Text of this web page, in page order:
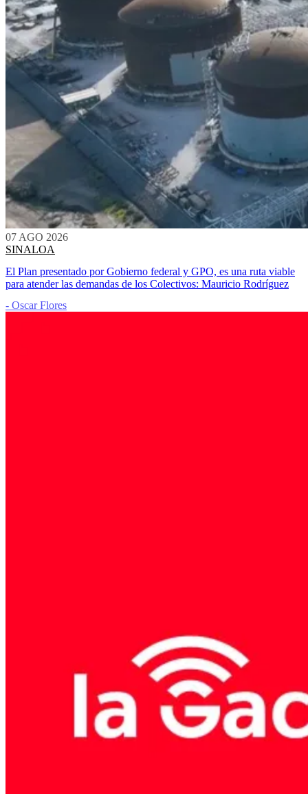
07 AGO 2026
SINALOA
El Plan presentado por Gobierno federal y GPO, es una ruta viable
para atender las demandas de los Colectivos: Mauricio Rodríguez
- Oscar Flores